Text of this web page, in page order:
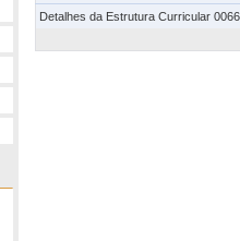
Detalhes da Estrutura Curricular